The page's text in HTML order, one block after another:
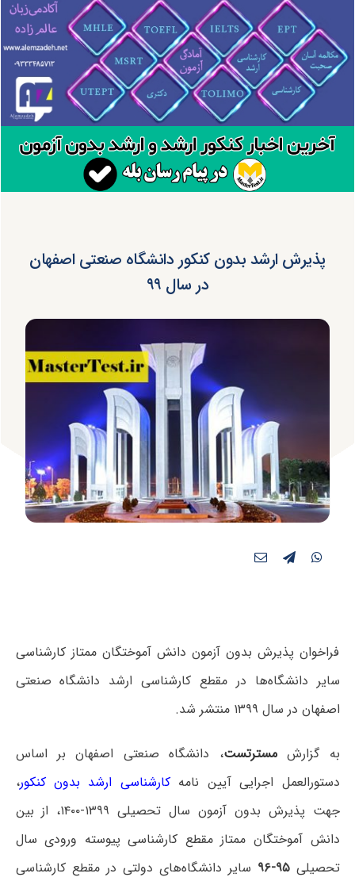
پذیرش ارشد بدون کنکور دانشگاه صنعتی اصفهان
در سال ۹۹
فراخوان پذیرش بدون آزمون دانش آموختگان ممتاز کارشناسی
سایر دانشگاه‌ها در مقطع کارشناسی ارشد دانشگاه صنعتی
اصفهان در سال ۱۳۹۹ منتشر شد.
به گزارشمسترتست، دانشگاه صنعتی اصفهان بر اساس
دستورالعمل اجرایی آیین نامهکارشناسی ارشد بدون کنکور،
جهت پذیرش بدون آزمون سال تحصیلی ۱۳۹۹-۱۴۰۰، از بین
دانش آموختگان ممتاز مقطع کارشناسی پیوسته ورودی سال
تحصیلی۹۵-۹۶
سایر دانشگاه‌های دولتی در مقطع کارشناسی